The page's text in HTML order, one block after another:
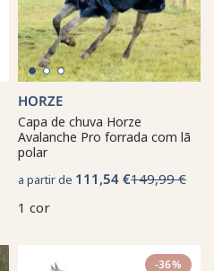
HORZE
Capa de chuva Horze
Avalanche Pro forrada com lã
polar
a partir de 111,54 €149,99 €
1 cor
-36%